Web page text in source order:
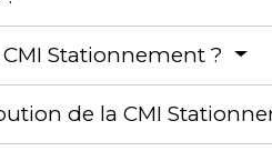
Stationnement ?
de la CMI